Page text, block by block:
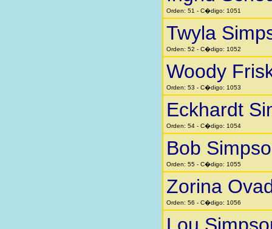
Orden: 51 - C�digo: 1051
Twyla
Orden: 52 - C�digo: 1052
Woody
Orden: 53 - C�digo: 1053
Eckhardt
Orden: 54 - C�digo: 1054
Bob
Orden: 55 - C�digo: 1055
Zorina
Orden: 56 - C�digo: 1056